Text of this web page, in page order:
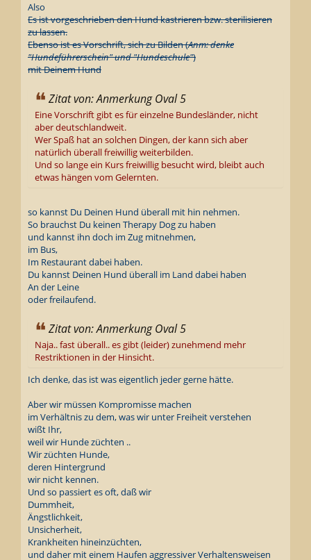
Also
Es ist vorgeschrieben den Hund kastrieren bzw. sterilisieren
zu lassen.
Ebenso ist es Vorschrift, sich zu Bilden (Anm: denke
"Hundeführerschein" und "Hundeschule")
mit Deinem Hund
Zitat von: Anmerkung Oval 5
Eine Vorschrift gibt es für einzelne Bundesländer, nicht
aber deutschlandweit.
Wer Spaß hat an solchen Dingen, der kann sich aber
natürlich überall freiwillig weiterbilden.
Und so lange ein Kurs freiwillig besucht wird, bleibt auch
etwas hängen vom Gelernten.
so kannst Du Deinen Hund überall mit hin nehmen.
So brauchst Du keinen Therapy Dog zu haben
und kannst ihn doch im Zug mitnehmen,
im Bus,
Im Restaurant dabei haben.
Du kannst Deinen Hund überall im Land dabei haben
An der Leine
oder freilaufend.
Zitat von: Anmerkung Oval 5
Naja.. fast überall.. es gibt (leider) zunehmend mehr
Restriktionen in der Hinsicht.
Ich denke, das ist was eigentlich jeder gerne hätte.
Aber wir müssen Kompromisse machen
im Verhältnis zu dem, was wir unter Freiheit verstehen
wißt Ihr,
weil wir Hunde züchten ..
Wir züchten Hunde,
deren Hintergrund
wir nicht kennen.
Und so passiert es oft, daß wir
Dummheit,
Ängstlichkeit,
Unsicherheit,
Krankheiten hineinzüchten,
und daher mit einem Haufen aggressiver Verhaltensweisen